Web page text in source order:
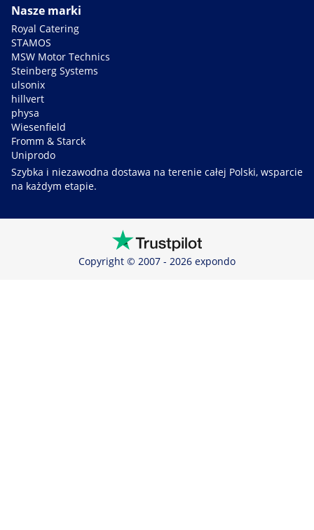
Nasze marki
Royal Catering
STAMOS
MSW Motor Technics
Steinberg Systems
ulsonix
hillvert
physa
Wiesenfield
Fromm & Starck
Uniprodo
Szybka i niezawodna dostawa na terenie całej Polski, wsparcie
na każdym etapie.
Copyright © 2007 - 2026 expondo